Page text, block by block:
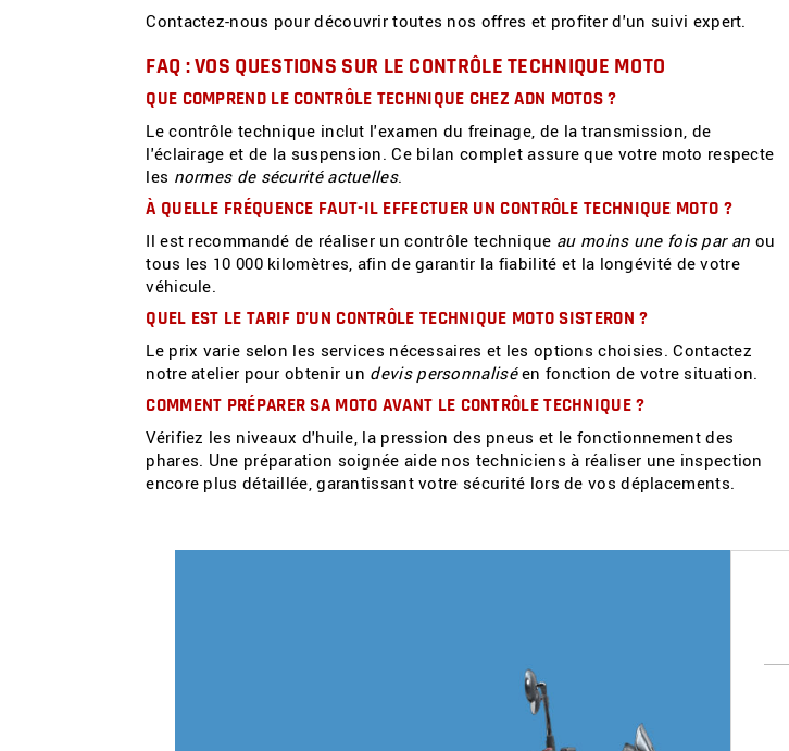
Contactez-nous pour découvrir toutes nos offres et profiter d'un suivi expert.
FAQ : VOS QUESTIONS SUR LE CONTRÔLE TECHNIQUE MOTO
QUE COMPREND LE CONTRÔLE TECHNIQUE CHEZ ADN MOTOS ?
Le contrôle technique inclut l'examen du freinage, de la transmission, de
l'éclairage et de la suspension. Ce bilan complet assure que votre moto respecte
les normes de sécurité actuelles.
À QUELLE FRÉQUENCE FAUT-IL EFFECTUER UN CONTRÔLE TECHNIQUE MOTO ?
Il est recommandé de réaliser un contrôle technique au moins une fois par an ou
tous les 10 000 kilomètres, afin de garantir la fiabilité et la longévité de votre
véhicule.
QUEL EST LE TARIF D'UN CONTRÔLE TECHNIQUE MOTO SISTERON ?
Le prix varie selon les services nécessaires et les options choisies. Contactez
notre atelier pour obtenir un devis personnaliséen fonction de votre situation.
COMMENT PRÉPARER SA MOTO AVANT LE CONTRÔLE TECHNIQUE ?
Vérifiez les niveaux d'huile, la pression des pneus et le fonctionnement des
phares. Une préparation soignée aide nos techniciens à réaliser une inspection
encore plus détaillée, garantissant votre sécurité lors de vos déplacements.